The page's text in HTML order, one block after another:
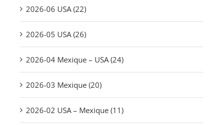
2026-06 USA (22)
2026-05 USA (26)
2026-04 Mexique – USA (24)
2026-03 Mexique (20)
2026-02 USA – Mexique (11)